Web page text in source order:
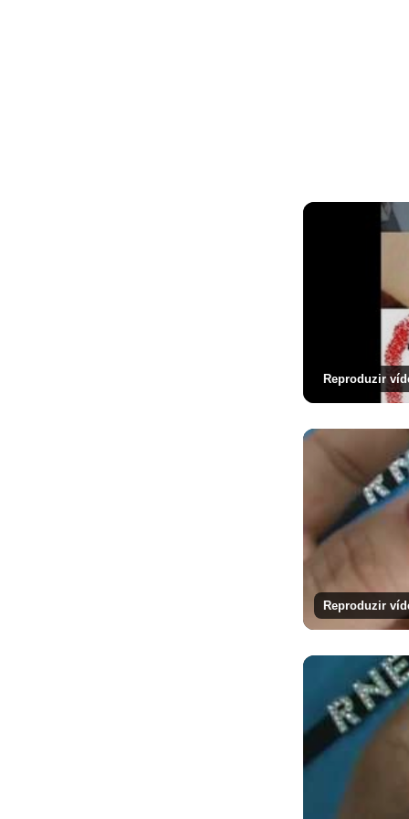
Reproduzir
Reproduzir